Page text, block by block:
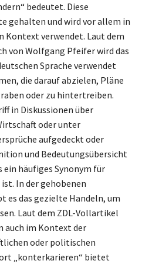
bedeutet. Diese
gehalten und wird vor allem in
Kontext verwendet. Laut dem
von Wolfgang Pfeifer wird das
Sprache verwendet
die darauf abzielen, Pläne
oder zu hintertreiben.
in Diskussionen über
oder unter
aufgedeckt oder
und Bedeutungsübersicht
ein häufiges Synonym für
In der gehobenen
es das gezielte Handeln, um
Laut dem ZDL-Vollartikel
auch im Kontext der
oder politischen
„konterkarieren“ bietet